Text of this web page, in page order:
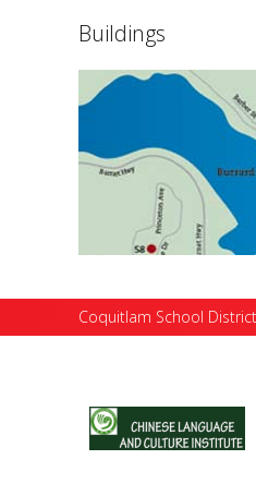
Buildings
Coquitlam School